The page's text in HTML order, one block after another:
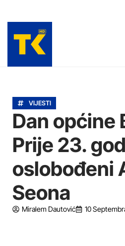
VIJESTI
Dan općine
Prije 23.
oslobođeni
Seona
Miralem Dautović 10